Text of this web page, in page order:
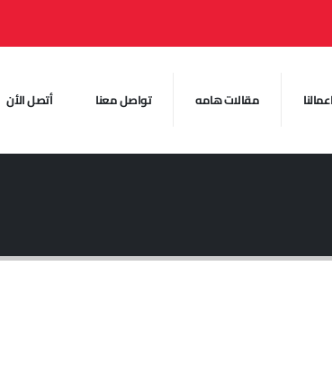
اعمالنا مقالات هامه تواصل معنا أتصل الأن